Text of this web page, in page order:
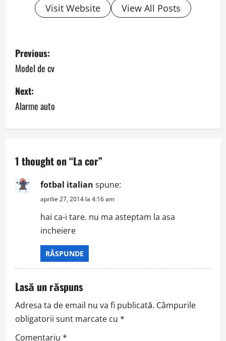
Visit Website View All Posts
P
o
s
t
n
a
v
i
o
n
Previous:
Model de cv
Next:
Alarme auto
1 thought on “La cor”
fotbal italian spune:
aprilie 27, 2014 la 4:16 am
hai ca-i tare. nu ma asteptam la asa
incheiere
RĂSPUNDE
Lasă un răspuns
Adresa ta de email nu va fi publicată. Câmpurile
obligatorii sunt marcate cu *
Comentariu *